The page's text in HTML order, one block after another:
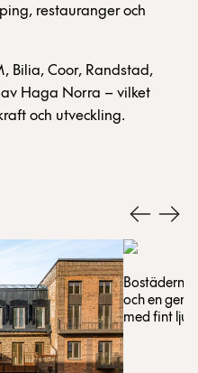
restauranger och
Bilia, Coor, Randstad,
Haga Norra – vilket
och utveckling.
Bostäderna
och en
med fint